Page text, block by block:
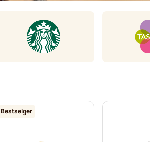
Bestselger